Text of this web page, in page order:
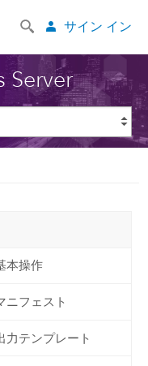
サイン イン
Server
本操作
ニフェスト
力テンプレート